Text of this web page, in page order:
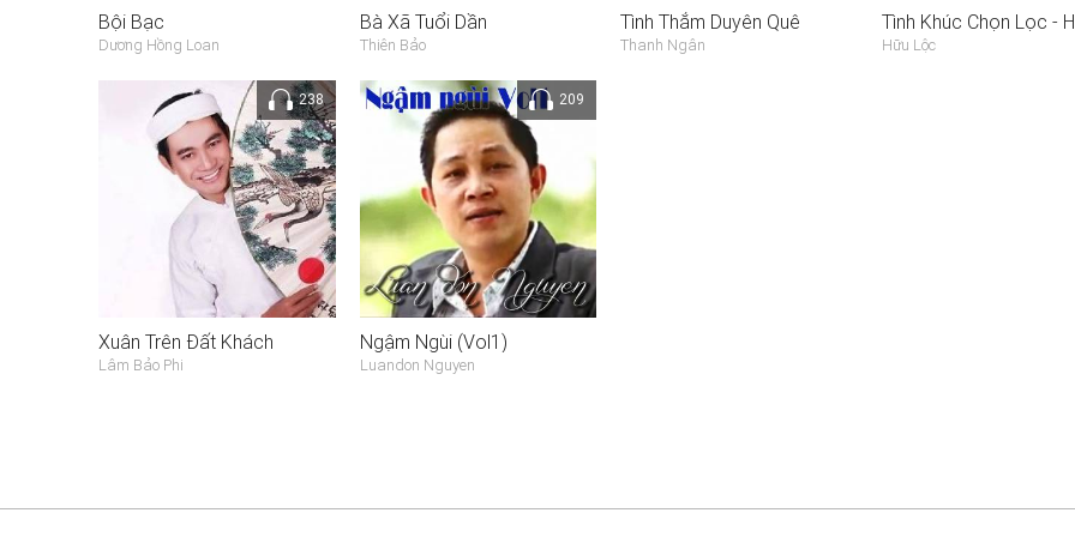
Bội Bạc
Dương Hồng Loan
Bà Xã Tuổi Dần
Thiên Bảo
Tình Thắm Duyên Quê
Thanh Ngân Hữu Lộc
238
Xuân Trên Đất Khách
Lâm Bảo Phi
209
Ngậm Ngùi (Vol1)
Luandon Nguyen